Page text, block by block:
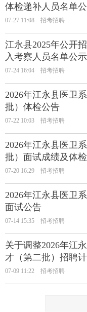
体检递补人员名单
07-27 11:08 招考招聘
江永县2025年公开
入考察人员名单公
07-24 16:04 招考招聘
2026年江永县医卫
批）体检公告
07-22 10:03 招考招聘
2026年江永县医卫
批）面试成绩及体
07-20 16:29 招考招聘
2026年江永县医卫
面试公告
07-14 15:35 招考招聘
关于调整2026年江
才（第二批）招聘
07-09 11:22 招考招聘